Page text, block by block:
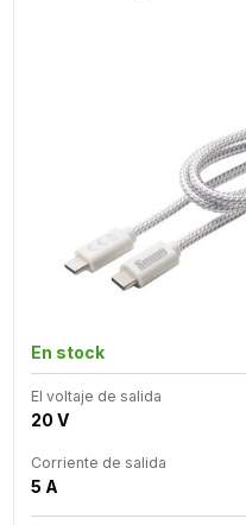
En stock
El voltaje de salida
20 V
Corriente de salida
5 A